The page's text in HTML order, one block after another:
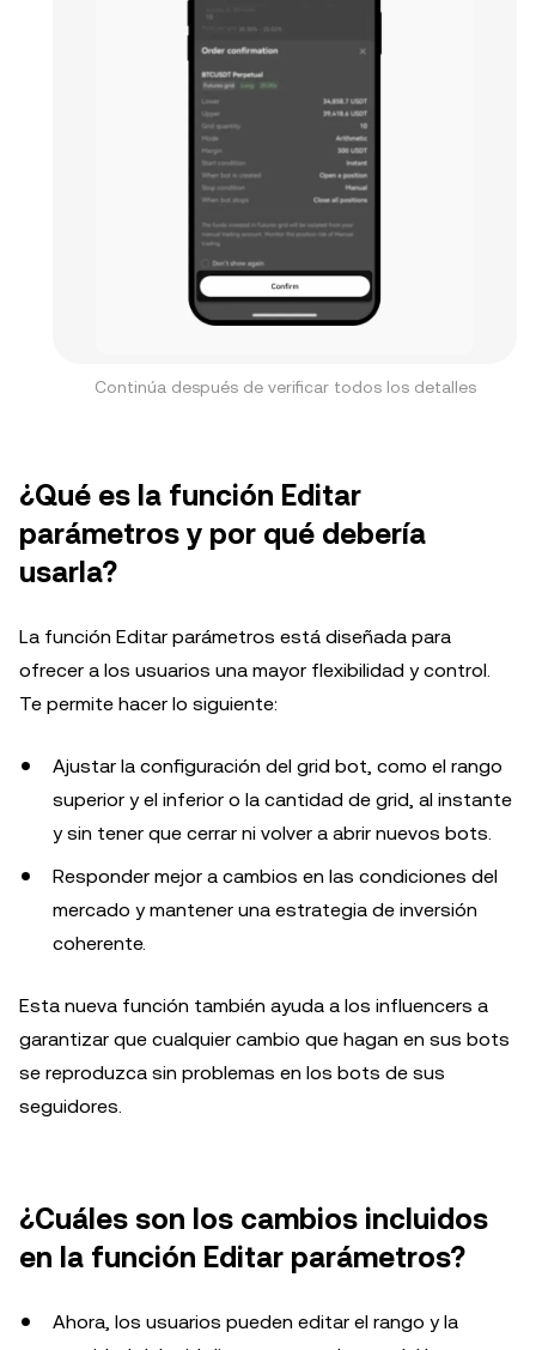
Continúa después de verificar todos los detalles
¿Qué es la función Editar
parámetros y por qué debería
usarla?
La función Editar parámetros está diseñada para
ofrecer a los usuarios una mayor flexibilidad y control.
Te permite hacer lo siguiente:
Ajustar la configuración del grid bot, como el rango
superior y el inferior o la cantidad de grid, al instante
y sin tener que cerrar ni volver a abrir nuevos bots.
Responder mejor a cambios en las condiciones del
mercado y mantener una estrategia de inversión
coherente.
Esta nueva función también ayuda a los influencers a
garantizar que cualquier cambio que hagan en sus bots
se reproduzca sin problemas en los bots de sus
seguidores.
¿Cuáles son los cambios incluidos
en la función Editar parámetros?
Ahora, los usuarios pueden editar el rango y la